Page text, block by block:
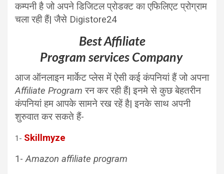
कम्पनी है जो अपने डिजिटल प्रोडक्ट का एफिलिएट प्रोग्राम
चला रही हैं| जैसे Digistore24
Best Affiliate
Program services Company
आज ऑनलाइन मार्केट प्लेस में ऐसी कई कंपनियां हैं जो अपना
Affiliate Program रन कर रही हैं| इनमे से कुछ बेहतरीन
कंपनियां हम आपके सामने रख रहें है| इनके साथ अपनी
शुरुवात कर सकते हैं-
1- Skillmyze
1-Amazon affiliate program